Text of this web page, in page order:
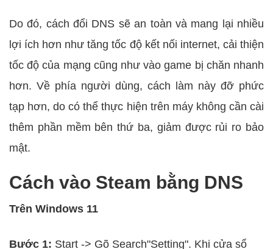
Do đó, cách đổi DNS sẽ an toàn và mang lại nhiều
lợi ích hơn như tăng tốc độ kết nối internet, cải thiện
tốc độ của mạng cũng như vào game bị chăn nhanh
hơn. Về phía người dùng, cách làm này đỡ phức
tạp hơn, do có thể thực hiện trên máy không cần cài
thêm phần mềm bên thứ ba, giảm được rủi ro bảo
mật.
Cách vào Steam bằng DNS
Trên Windows 11
Bước 1: Start -> Gõ Search"Setting". Khi cửa sổ